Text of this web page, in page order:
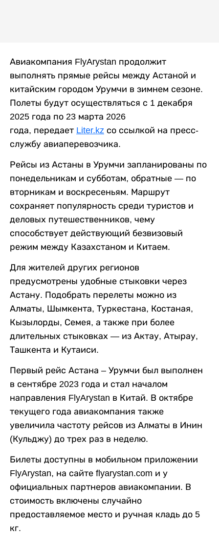
Авиакомпания FlyArystan продолжит
выполнять прямые рейсы между Астаной и
китайским городом Урумчи в зимнем сезоне.
Полеты будут осуществляться с 1 декабря
2025 года по 23 марта 2026
года, передает Liter.kz со ссылкой на пресс-
службу авиаперевозчика.
Рейсы из Астаны в Урумчи запланированы по
понедельникам и субботам, обратные — по
вторникам и воскресеньям. Маршрут
сохраняет популярность среди туристов и
деловых путешественников, чему
способствует действующий безвизовый
режим между Казахстаном и Китаем.
Для жителей других регионов
предусмотрены удобные стыковки через
Астану. Подобрать перелеты можно из
Алматы, Шымкента, Туркестана, Костаная,
Кызылорды, Семея, а также при более
длительных стыковках — из Актау, Атырау,
Ташкента и Кутаиси.
Первый рейс Астана – Урумчи был выполнен
в сентябре 2023 года и стал началом
направления FlyArystan в Китай. В октябре
текущего года авиакомпания также
увеличила частоту рейсов из Алматы в Инин
(Кульджу) до трех раз в неделю.
Билеты доступны в мобильном приложении
FlyArystan, на сайте flyarystan.com и у
официальных партнеров авиакомпании. В
стоимость включены случайно
предоставляемое место и ручная кладь до 5
кг.